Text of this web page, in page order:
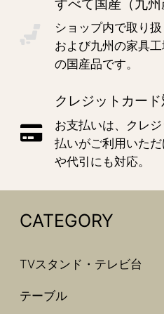
ショップ内で取り
および九州の家具
の国産品です。
クレジットカー
お支払いは、クレ
払いがご利用いた
や代引にも対応。
CATEGORY
TVスタンド・テレビ台
テーブル